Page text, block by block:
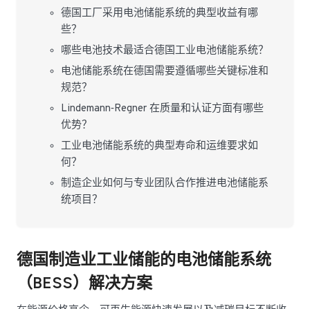
德国工厂采用电池储能系统的典型收益有哪
些？
哪些电池技术最适合德国工业电池储能系统？
电池储能系统在德国需要遵循哪些关键标准和
规范？
Lindemann‑Regner 在质量和认证方面有哪些
优势？
工业电池储能系统的典型寿命和运维要求如
何？
制造企业如何与专业团队合作推进电池储能系
统项目？
德国制造业工业储能的电池储能系统
（BESS）解决方案